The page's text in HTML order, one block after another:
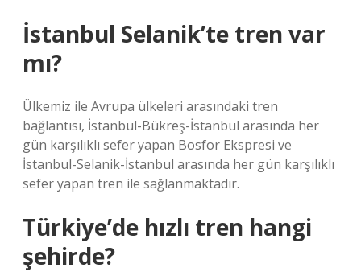
İstanbul Selanik’te tren var
mı?
Ülkemiz ile Avrupa ülkeleri arasındaki tren
bağlantısı, İstanbul-Bükreş-İstanbul arasında her
gün karşılıklı sefer yapan Bosfor Ekspresi ve
İstanbul-Selanik-İstanbul arasında her gün karşılıklı
sefer yapan tren ile sağlanmaktadır.
Türkiye’de hızlı tren hangi
şehirde?